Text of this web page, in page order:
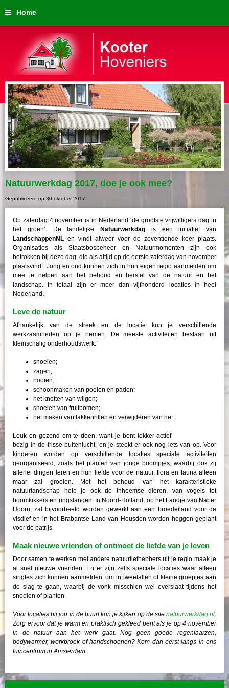
Home
Natuurwerkdag 2017, doe je ook mee?
Gepubliceerd op 30 oktober 2017
Op zaterdag 4 november is in Nederland ‘de grootste vrijwilligers dag in
het groen’. De landelijke Natuurwerkdag is een initiatief van
LandschappenNL en vindt alweer voor de zeventiende keer plaats.
Organisaties als Staatsbosbeheer en Natuurmomenten zijn ook
betrokken bij deze dag, die als altijd op de eerste zaterdag van november
plaatsvindt. Jong en oud kunnen zich in hun eigen regio aanmelden om
mee te helpen aan het behoud en herstel van de natuur en het
landschap. In totaal zijn er meer dan vijfhonderd locaties in heel
Nederland.
Leve de natuur
Afhankelijk van de streek en de locatie kun je verschillende
werkzaamheden op je nemen. De meeste activiteiten bestaan uit
kleinschalig onderhoudswerk:
snoeien;
zagen;
hooien;
schoonmaken van poelen en paden;
het knotten van wilgen;
snoeien van fruitbomen;
het maken van takkenrillen en verwijderen van riet.
Leuk en gezond om te doen, want je bent lekker actief
bezig in de frisse buitenlucht, en je steekt er ook nog iets van op. Voor
kinderen worden op verschillende locaties speciale activiteiten
georganiseerd, zoals het planten van jonge boompjes, waarbij ook zij
allerlei dingen leren en hun liefde voor de natuur, flora en fauna alleen
maar zal groeien. Met het behoud van het karakteristieke
natuurlandschap help je ook de inheemse dieren, van vogels tot
boomkikkers en ringslangen. In Noord-Holland, op het Landje van Naber
Hoorn, zal bijvoorbeeld worden gewerkt aan een broedeiland voor de
visdief en in het Brabantse Land van Heusden worden heggen geplant
voor de patrijs.
Maak nieuwe vrienden of ontmoet de liefde van je leven
Door samen te werken met andere natuurliefhebbers uit je regio maak je
al snel nieuwe vrienden. En er zijn zelfs speciale locaties waar alleen
singles zich kunnen aanmelden, om in tweetallen of kleine groepjes aan
de slag te gaan, waarbij de vonk misschien wel overslaat tijdens het
snoeien of planten.
Voor locaties bij jou in de buurt kun je kijken op de site natuurwerkdag.nl
Zorg ervoor dat je warm en praktisch gekleed bent als je op 4 november
in de natuur aan het werk gaat. Nog geen goede regenlaarzen,
bodywarmer, werkbroek of handschoenen? Kom dan eerst langs in ons
tuincentrum in Amsterdam.